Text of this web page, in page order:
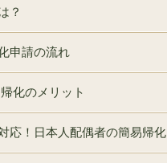
？
申請の流れ
化のメリット
応！日本人配偶者の簡易帰化